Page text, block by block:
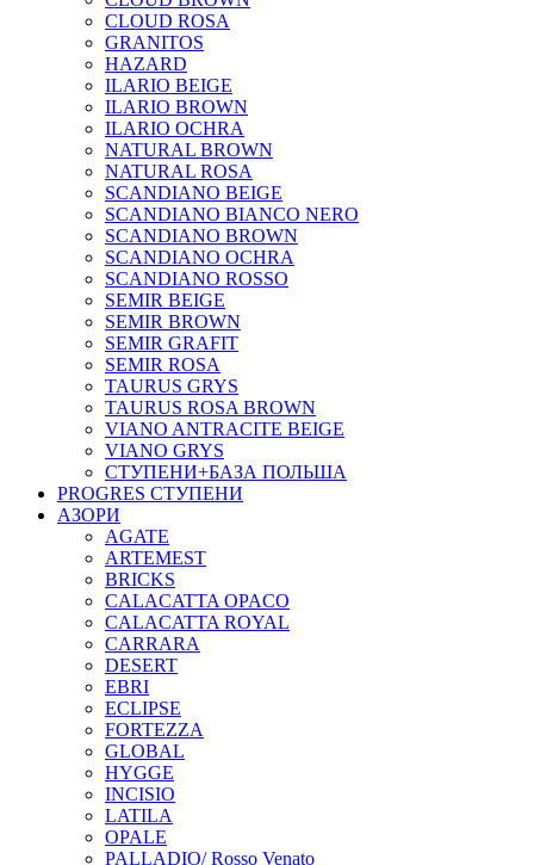
CLOUD ROSA
GRANITOS
HAZARD
ILARIO BEIGE
ILARIO BROWN
ILARIO OCHRA
NATURAL BROWN
NATURAL ROSA
SCANDIANO BEIGE
SCANDIANO BIANCO NERO
SCANDIANO BROWN
SCANDIANO OCHRA
SCANDIANO ROSSO
SEMIR BEIGE
SEMIR BROWN
SEMIR GRAFIT
SEMIR ROSA
TAURUS GRYS
TAURUS ROSA BROWN
VIANO ANTRACITE BEIGE
VIANO GRYS
СТУПЕНИ+БАЗА ПОЛЬША
PROGRES СТУПЕНИ
АЗОРИ
AGATE
ARTEMEST
BRICKS
CALACATTA OPACO
CALACATTA ROYAL
CARRARA
DESERT
EBRI
ECLIPSE
FORTEZZA
GLOBAL
HYGGE
INCISIO
LATILA
OPALE
PALLADIO/ Rosso Venato